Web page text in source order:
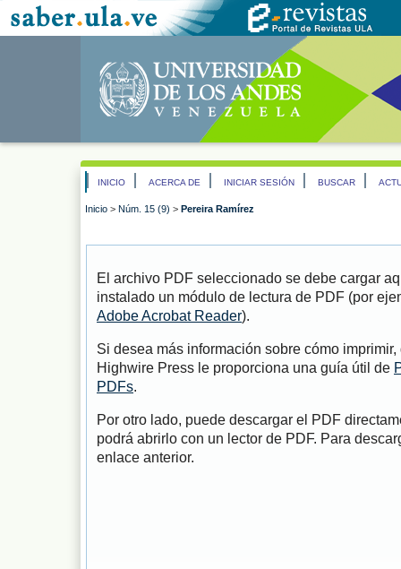
INICIO ACERCA DE INICIAR SESIÓN BUSCAR
Inicio > Núm. 15 (9) > Pereira Ramírez
El archivo PDF seleccionado se debe cargar
instalado un módulo de lectura de PDF (por
Adobe Acrobat Reader).
Si desea más información sobre cómo
Highwire Press le proporciona una guía útil de
PDFs.
Por otro lado, puede descargar el PDF
podrá abrirlo con un lector de PDF. Para
enlace anterior.